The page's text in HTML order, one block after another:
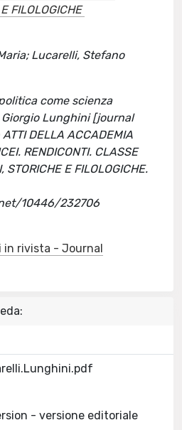
FILOLOGICHE
Lucarelli, Stefano
come scienza
Lunghini [journal
DELLA ACCADEMIA
RENDICONTI. CLASSE
STORICHE E FILOLOGICHE.
10446/232706
in rivista - Journal
- versione editoriale